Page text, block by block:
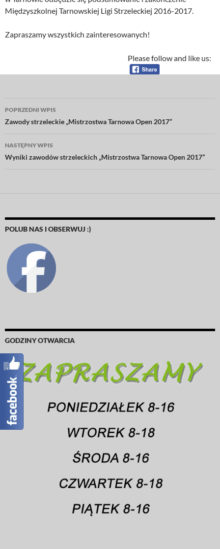
Międzyszkolnej Tarnowskiej Ligi Strzeleckiej 2016-2017.
Zapraszamy wszystkich zainteresowanych!
Please follow and like us:
Nawigacja
wpisu
POPRZEDNI WPIS
Zawody strzeleckie „Mistrzostwa Tarnowa Open 2017”
NASTĘPNY WPIS
Wyniki zawodów strzeleckich „Mistrzostwa Tarnowa Open 2017”
POLUB NAS I OBSERWUJ :)
GODZINY OTWARCIA